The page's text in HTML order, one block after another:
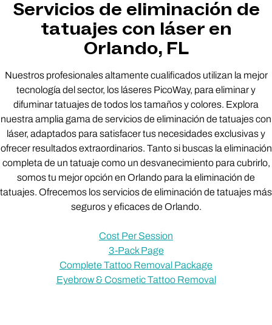
Servicios de eliminación de
tatuajes con láser en
Orlando, FL
Nuestros profesionales altamente cualificados utilizan la mejor
tecnología del sector, los láseres PicoWay, para eliminar y
difuminar tatuajes de todos los tamaños y colores. Explora
nuestra amplia gama de servicios de eliminación de tatuajes con
láser, adaptados para satisfacer tus necesidades exclusivas y
ofrecer resultados extraordinarios. Tanto si buscas la eliminación
completa de un tatuaje como un desvanecimiento para cubrirlo,
somos tu mejor opción en Orlando para la eliminación de
tatuajes. Ofrecemos los servicios de eliminación de tatuajes más
seguros y eficaces de Orlando.
Cost Per Session
3-Pack Page
Complete Tattoo Removal Package
Eyebrow & Cosmetic Tattoo Removal